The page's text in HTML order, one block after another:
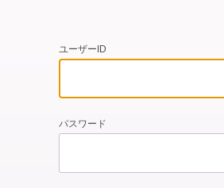
ユーザーID
パスワード